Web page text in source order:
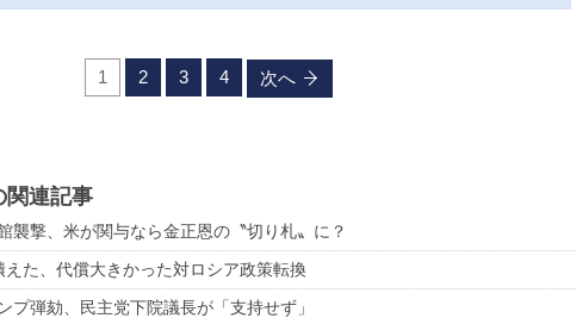
1 2 3 4 次へ
関連記事
襲撃、米が関与なら金正恩の〝切り札〟に？
えた、代償大きかった対ロシア政策転換
プ弾劾、民主党下院議長が「支持せず」